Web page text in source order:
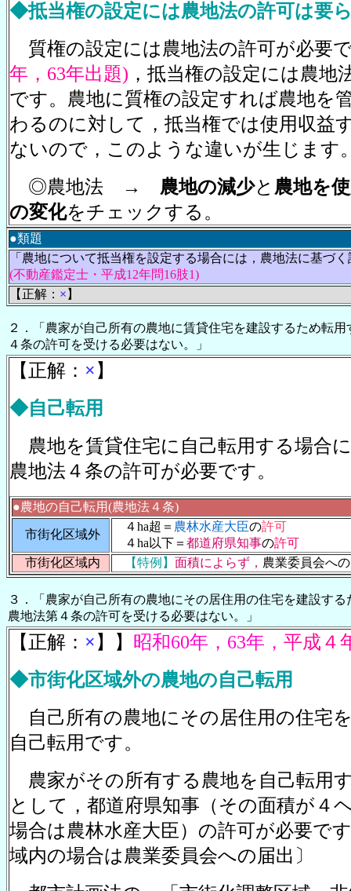
◆抵当権の設定には農地法の許可は要
質権の設定には農地法の許可が必要
年，63年出題) ，抵当権の設定には農地
です。農地に質権の設定すれば農地を
わるのに対して，抵当権では使用収益
ないので，このような違いが生じます
◎農地法 → 農地の減少と 農地を
の変化をチェックする。
●類題
「農地について抵当権を設定する場合には，農地法に基づ
(不動産鑑定士・平成12年問16肢1)
【正解： × 】
２．「農家が自己所有の農地に賃貸住宅を建設するため転
４条の許可を受ける必要はない。
」
【正解： × 】
◆自己転用
農地を賃貸住宅に自己転用する場合
農地法４条の許可が必要です。
●農地の自己転用(農地法４条)
市街化区域外
４ha超＝ 農林水産大臣の許可
４ha以下＝ 都道府県知事の許可
市街化区域内
【特例】 面積によらず， 農業委員会への
３．「農家が自己所有の農地にその居住用の住宅を建設す
農地法第４条の許可を受ける必要はない。」
【正解： × 】】 昭和60年，63年， 平成４
◆市街化区域外の農地の自己転用
自己所有の農地にその居住用の住宅
自己転用です。
農家がその所有する農地を自己転用
として，都道府県知事（その面積が４
場合は農林水産大臣）の許可が必要で
域内の場合は農業委員会への届出〕